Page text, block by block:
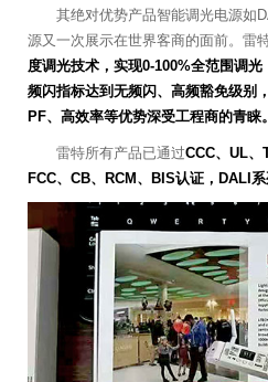
其绝对优势产品智能调光电源如
源又一次展示在世界客商的面前。雷
度调光技术，实现0-100%全范围调
频闪指标达到无频闪、高频豁免级别
PF、高效率等优势深受工程商的青睐。
雷特所有产品已通过CCC、UL、
FCC、CB、RCM、BIS认证，DALI